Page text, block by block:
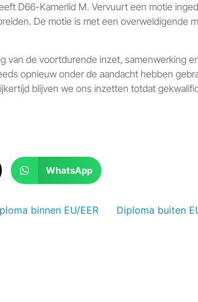
D66-Kamerlid M. Vervuurt een motie
De motie is met een overweldigende
van de voortdurende inzet, samenwerking
opnieuw onder de aandacht hebben
blijven we ons inzetten totdat
WhatsApp
binnen EU/EER Diploma buiten